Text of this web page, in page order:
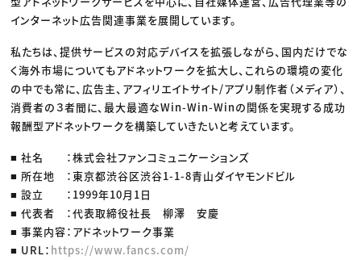
インターネット広告関連事業を展開しています。
私たちは、提供サービスの対応デバイスを拡張しながら、国内だけでな
く海外市場についてもアドネットワークを拡大し、これらの環境の変化
の中でも常に、広告主、アフィリエイトサイト/アプリ制作者（メディア）、
消費者の３者間に、最大最適なWin-Win-Winの関係を実現する成功
報酬型アドネットワークを構築していきたいと考えています。
■ 社名 ：株式会社ファンコミュニケーションズ
■ 所在地 ：東京都渋谷区渋谷1-1-8青山ダイヤモンドビル
■ 設立 ：1999年10月1日
■ 代表者 ：代表取締役社長 柳澤 安慶
■ 事業内容：アドネットワーク事業
■ URL： https://www.fancs.com/